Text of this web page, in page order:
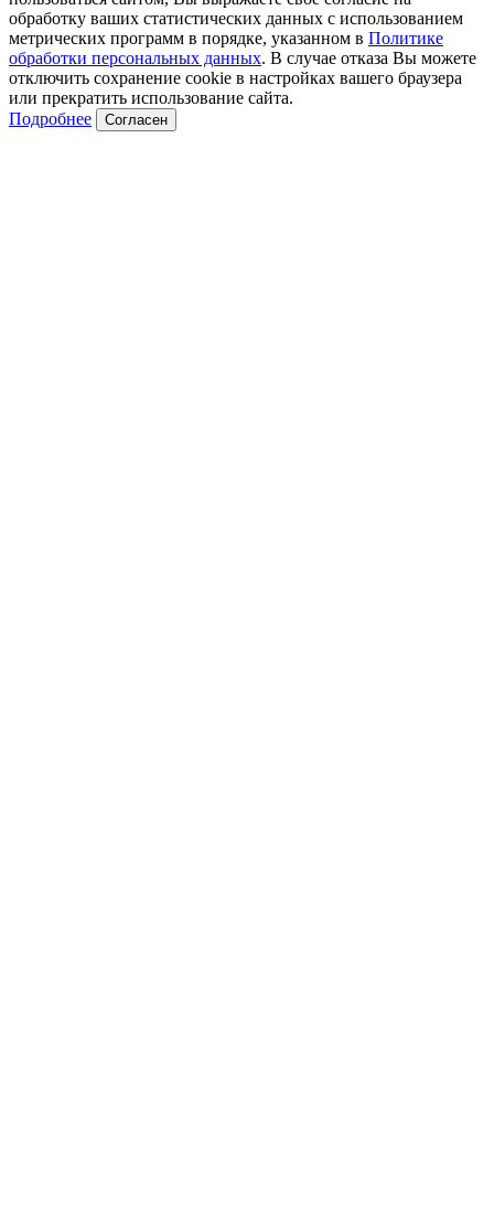
обработку ваших статистических данных с использованием
метрических программ в порядке, указанном в Политике
обработки персональных данных. В случае отказа Вы можете
отключить сохранение cookie в настройках вашего браузера
или прекратить использование сайта.
Подробнее
Согласен